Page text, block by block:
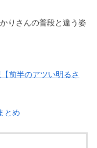
りさんの普段と違う姿
前半のアツい明るさ
とめ